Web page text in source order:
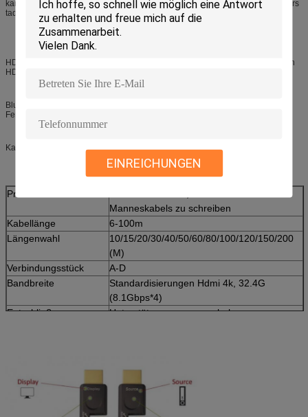
EINREICHUNGEN
kann 1080P- oder 4k-UHD Bild bis bis mehr als 100 Metern oder zu 150meters
tadellos übertragen.
HDMI kombiniert Audio- und Video in ein Kabel, also ist es aller, den Sie Ihren
HDTV an Ihr anschließen müssen
Blu-Ray-Spieler, 3D Fernsehen, Roku, Boxee, Xbox360, PS3, PS4, Apple
Fernsehen, Spieler strömend, HD-Kabel
Kasten, PC oder irgendein HD-Gerät mit einem HDMI-Ertrag.
Produktname
Manneskabels zu schreiben
Kabellänge
6-100m
Längenwahl
10/15/20/30/40/50/60/80/100/120/150/200
(M)
Verbindungsstück
A-D
Bandbreite
Standardisierungen Hdmi 4k, 32.4G
(8.1Gbps*4)
Entschließung
Unterstützung zur super hohen
Kabeldurchmesser
φ4.8mm
Dehnbare Kraft
100N/200N
200N/400N